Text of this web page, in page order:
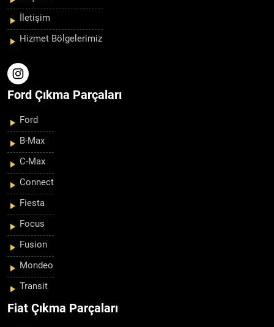
İletişim
Hizmet Bölgelerimiz
Ford Çıkma Parçaları
Ford
B-Max
C-Max
Connect
Fiesta
Focus
Fusion
Mondeo
Transit
Fiat Çıkma Parçaları